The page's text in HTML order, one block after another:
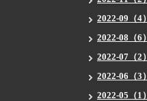
2022-09（4）
2022-08（6）
2022-07（2）
2022-06（3）
2022-05（1）